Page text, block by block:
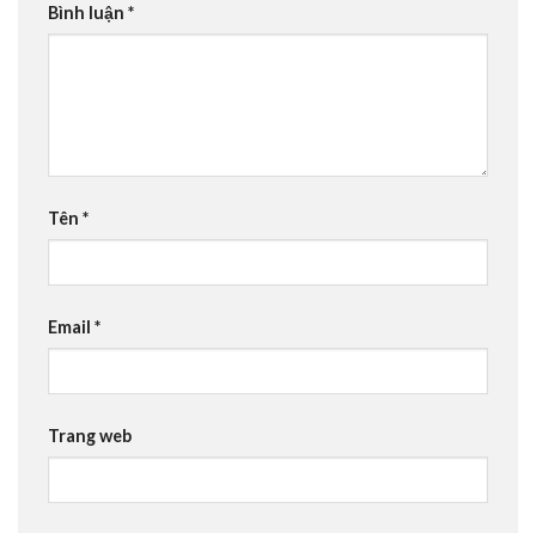
Bình luận *
Tên *
Email *
Trang web